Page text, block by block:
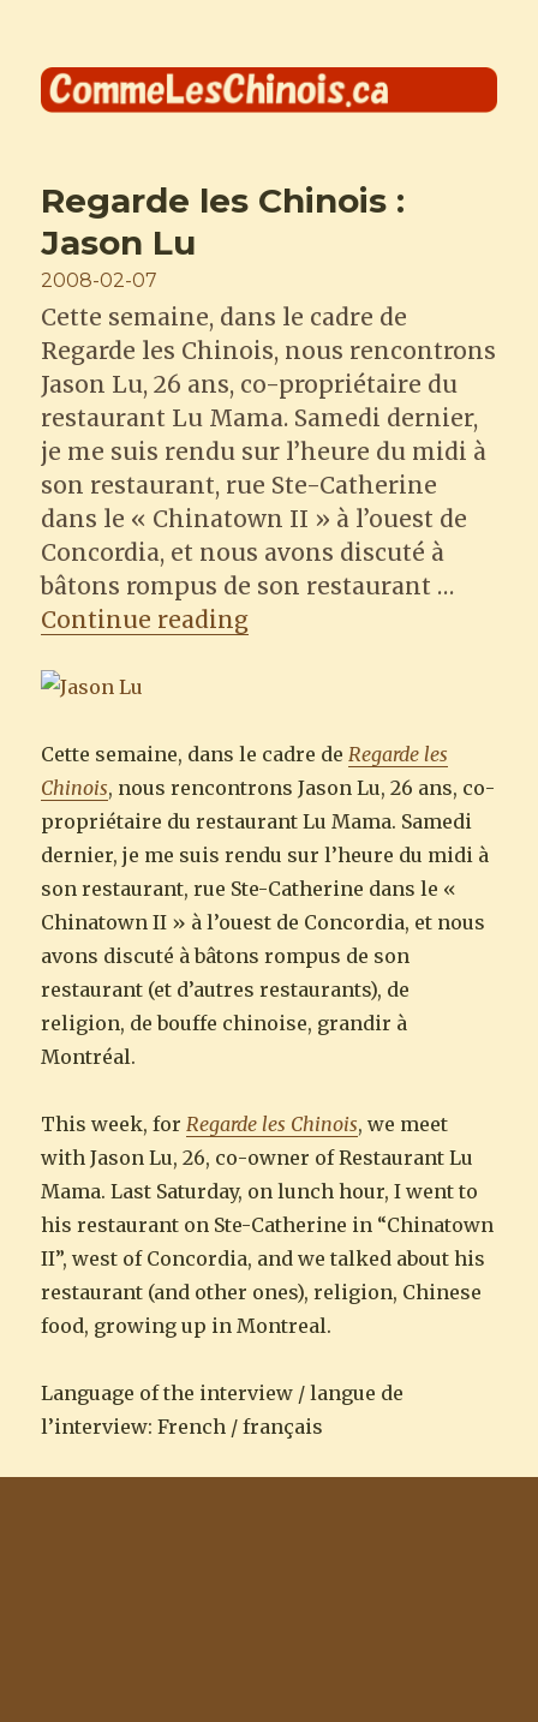
Comme les Chinois
Regarde les Chinois :
Jason Lu
Posted
on
2008-02-07
Cette semaine, dans le cadre de
Regarde les Chinois, nous rencontrons
Jason Lu, 26 ans, co-propriétaire du
restaurant Lu Mama. Samedi dernier,
je me suis rendu sur l’heure du midi à
son restaurant, rue Ste-Catherine
dans le « Chinatown II » à l’ouest de
Concordia, et nous avons discuté à
bâtons rompus de son restaurant …
Continue reading“Regarde les Chinois :
Cette semaine, dans le cadre deRegarde les
Chinois, nous rencontrons Jason Lu, 26 ans, co-
propriétaire du restaurant Lu Mama. Samedi
dernier, je me suis rendu sur l’heure du midi à
son restaurant, rue Ste-Catherine dans le «
Chinatown II » à l’ouest de Concordia, et nous
avons discuté à bâtons rompus de son
restaurant (et d’autres restaurants), de
religion, de bouffe chinoise, grandir à
Montréal.
This week, forRegarde les Chinois, we meet
with Jason Lu, 26, co-owner of Restaurant Lu
Mama. Last Saturday, on lunch hour, I went to
his restaurant on Ste-Catherine in “Chinatown
II”, west of Concordia, and we talked about his
restaurant (and other ones), religion, Chinese
food, growing up in Montreal.
Language of the interview / langue de
l’interview: French / français